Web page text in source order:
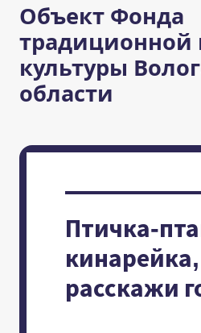
Объект Фонда
традиционной
культуры
области
Птичка-
кинарейка,
расскажи